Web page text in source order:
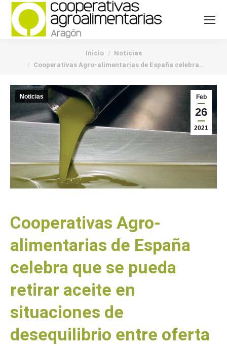
Inicio
Noticias
Cooperativas Agro-alimentarias de España celebra…
Feb
26
2021
Noticias
Cooperativas Agro-
alimentarias de España
celebra que se pueda
retirar aceite en
situaciones de
desequilibrio entre oferta